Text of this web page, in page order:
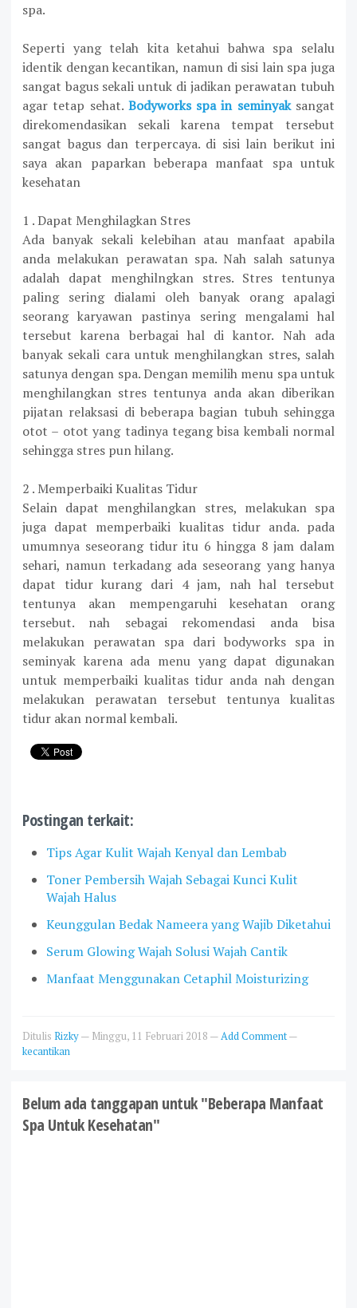
spa.
Seperti yang telah kita ketahui bahwa spa selalu
identik dengan kecantikan, namun di sisi lain spa juga
sangat bagus sekali untuk di jadikan perawatan tubuh
agar tetap sehat. Bodyworks spa in seminyaksangat
direkomendasikan sekali karena tempat tersebut
sangat bagus dan terpercaya. di sisi lain berikut ini
saya akan paparkan beberapa manfaat spa untuk
kesehatan
1 . Dapat Menghilagkan Stres
Ada banyak sekali kelebihan atau manfaat apabila
anda melakukan perawatan spa. Nah salah satunya
adalah dapat menghilngkan stres. Stres tentunya
paling sering dialami oleh banyak orang apalagi
seorang karyawan pastinya sering mengalami hal
tersebut karena berbagai hal di kantor. Nah ada
banyak sekali cara untuk menghilangkan stres, salah
satunya dengan spa. Dengan memilih menu spa untuk
menghilangkan stres tentunya anda akan diberikan
pijatan relaksasi di beberapa bagian tubuh sehingga
otot – otot yang tadinya tegang bisa kembali normal
sehingga stres pun hilang.
2 . Memperbaiki Kualitas Tidur
Selain dapat menghilangkan stres, melakukan spa
juga dapat memperbaiki kualitas tidur anda. pada
umumnya seseorang tidur itu 6 hingga 8 jam dalam
sehari, namun terkadang ada seseorang yang hanya
dapat tidur kurang dari 4 jam, nah hal tersebut
tentunya akan mempengaruhi kesehatan orang
tersebut. nah sebagai rekomendasi anda bisa
melakukan perawatan spa dari bodyworks spa in
seminyak karena ada menu yang dapat digunakan
untuk memperbaiki kualitas tidur anda nah dengan
melakukan perawatan tersebut tentunya kualitas
tidur akan normal kembali.
Postingan terkait:
Tips Agar Kulit Wajah Kenyal dan Lembab
Toner Pembersih Wajah Sebagai Kunci Kulit
Wajah Halus
Keunggulan Bedak Nameera yang Wajib Diketahui
Serum Glowing Wajah Solusi Wajah Cantik
Manfaat Menggunakan Cetaphil Moisturizing
Ditulis Rizky— Minggu, 11 Februari 2018 —Add Comment—
kecantikan
Belum ada tanggapan untuk "Beberapa Manfaat
Spa Untuk Kesehatan"